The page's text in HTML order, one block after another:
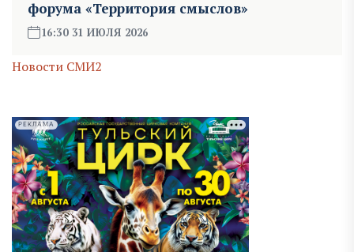
форума «Территория смыслов»
16:30 31 ИЮЛЯ 2026
Новости СМИ2
РЕКЛАМА